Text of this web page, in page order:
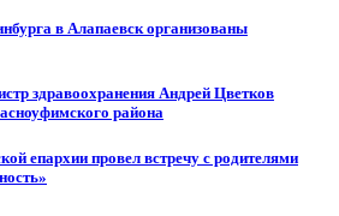
в Алапаевск организованы
здравоохранения Андрей Цветков
района
епархии провел встречу с родителями